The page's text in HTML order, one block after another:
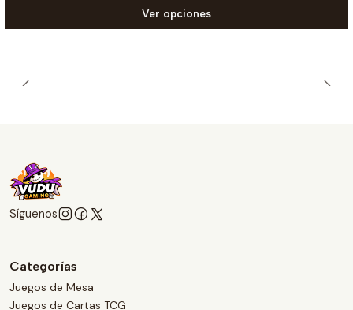
Ver opciones
Síguenos
Categorías
Juegos de Mesa
Juegos de Cartas TCG